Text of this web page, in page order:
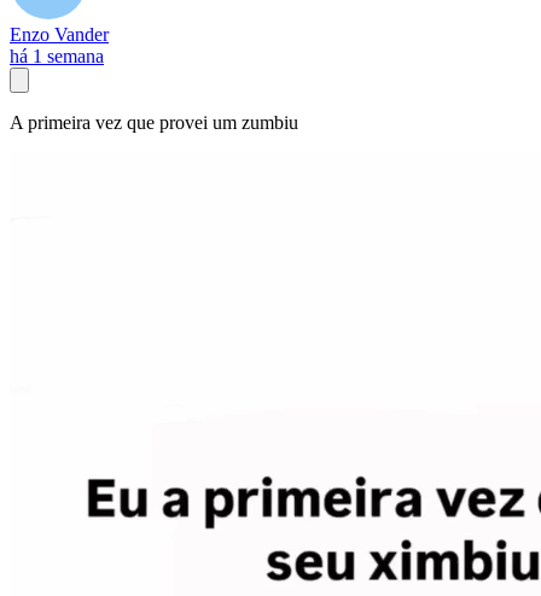
Enzo Vander
há 1 semana
A primeira vez que provei um zumbiu